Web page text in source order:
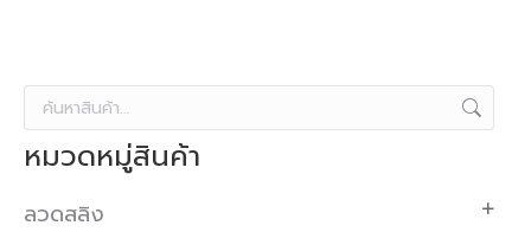
หมวดหมู่สินค้า
ลวดสลิง